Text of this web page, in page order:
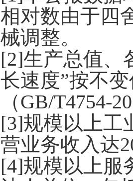
相对数由于四
械调整。
[2]生产总值、
长速度”按不
（GB/T4754-
[3]规模以上工
营业务收入达
[4]规模以上服